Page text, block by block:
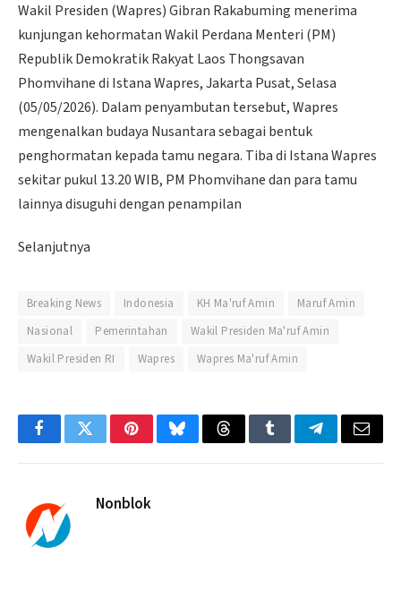
Wakil Presiden (Wapres) Gibran Rakabuming menerima
kunjungan kehormatan Wakil Perdana Menteri (PM)
Republik Demokratik Rakyat Laos Thongsavan
Phomvihane di Istana Wapres, Jakarta Pusat, Selasa
(05/05/2026). Dalam penyambutan tersebut, Wapres
mengenalkan budaya Nusantara sebagai bentuk
penghormatan kepada tamu negara. Tiba di Istana Wapres
sekitar pukul 13.20 WIB, PM Phomvihane dan para tamu
lainnya disuguhi dengan penampilan
Selanjutnya
Breaking News Indonesia KH Ma'ruf Amin
Maruf Amin
Nasional
Pemerintahan
Wakil Presiden Ma'ruf Amin
Wakil Presiden RI
Wapres Wapres Ma'ruf Amin
FacebookTwitterPinterestBlueskyThreadsTumblrTelegramEmail
Nonblok